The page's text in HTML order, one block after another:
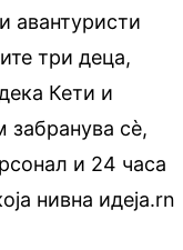
авантуристи
три деца,
Кети и
забранува сè,
и 24 часа
нивна идеја.rn